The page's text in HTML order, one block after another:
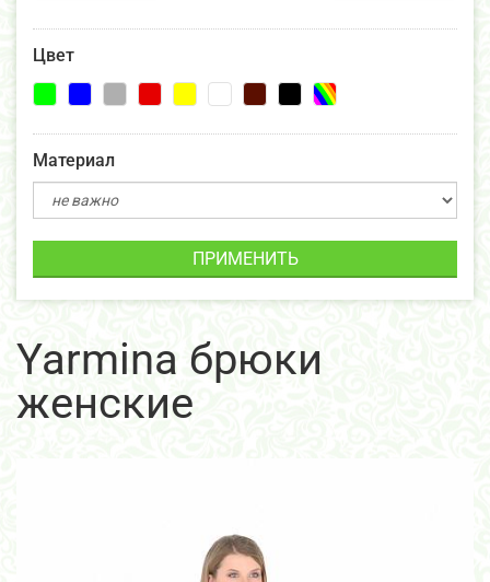
Цвет
Материал
ПРИМЕНИТЬ
Yarmina брюки
женские